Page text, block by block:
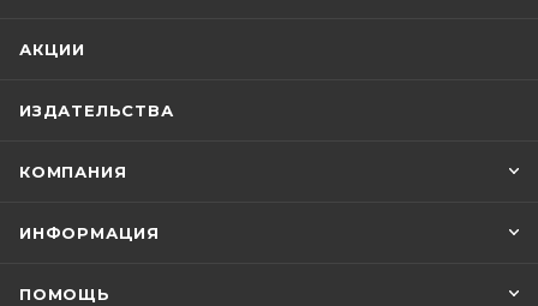
АКЦИИ
ИЗДАТЕЛЬСТВА
КОМПАНИЯ
ИНФОРМАЦИЯ
ПОМОЩЬ